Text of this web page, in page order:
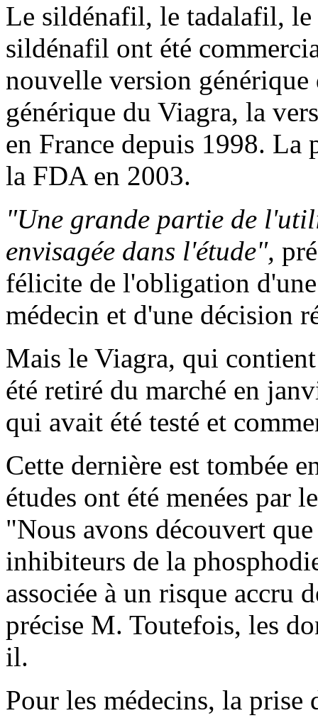
Le sildénafil, le tadalafil,
sildénafil ont été
nouvelle version
générique du Viagra, la
en France depuis 1998. La
la FDA en 2003.
"Une grande partie de
envisagée dans l'étude",
félicite de l'obligation
médecin et d'une décision
Mais le Viagra, qui
été retiré du marché en
qui avait été testé et
Cette dernière est tombée
études ont été menées par
"Nous avons découvert
inhibiteurs de la
associée à un risque accru
précise M. Toutefois, les
il.
Pour les médecins, la